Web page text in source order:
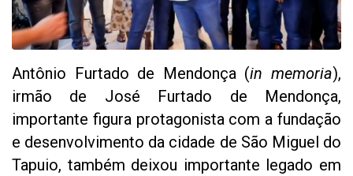
Antônio Furtado de Mendonça (in memoria),
irmão de José Furtado de Mendonça,
importante figura protagonista com a fundação
e desenvolvimento da cidade de São Miguel do
Tapuio, também deixou importante legado em